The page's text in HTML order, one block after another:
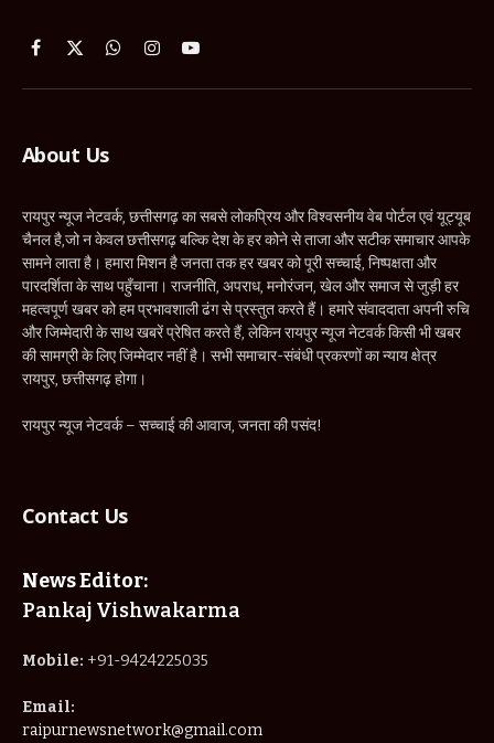
Facebook
X
WhatsApp
InstagramYouTube
About Us
रायपुर न्यूज नेटवर्क, छत्तीसगढ़ का सबसे लोकप्रिय और विश्वसनीय वेब पोर्टल एवं यूट्यूब
चैनल है,जो न केवल छत्तीसगढ़ बल्कि देश के हर कोने से ताजा और सटीक समाचार आपके
सामने लाता है। हमारा मिशन है जनता तक हर खबर को पूरी सच्चाई, निष्पक्षता और
पारदर्शिता के साथ पहुँचाना। राजनीति, अपराध, मनोरंजन, खेल और समाज से जुड़ी हर
महत्वपूर्ण खबर को हम प्रभावशाली ढंग से प्रस्तुत करते हैं। हमारे संवाददाता अपनी रुचि
और जिम्मेदारी के साथ खबरें प्रेषित करते हैं, लेकिन रायपुर न्यूज नेटवर्क किसी भी खबर
की सामग्री के लिए जिम्मेदार नहीं है। सभी समाचार-संबंधी प्रकरणों का न्याय क्षेत्र
रायपुर, छत्तीसगढ़ होगा।
रायपुर न्यूज नेटवर्क – सच्चाई की आवाज, जनता की पसंद!
Contact Us
News Editor:
Pankaj Vishwakarma
Mobile: +91-9424225035
Email:
raipurnewsnetwork@gmail.com